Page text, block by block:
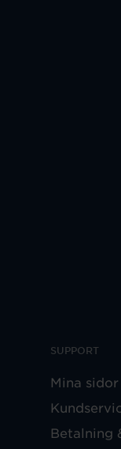
SUPPORT
Mina sidor
Betalning